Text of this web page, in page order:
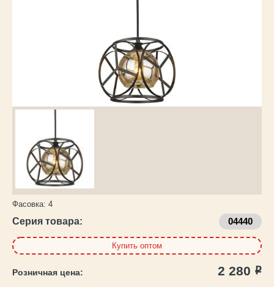
Фасовка: 4
Серия товара: 04440
Купить оптом
2 280 Р